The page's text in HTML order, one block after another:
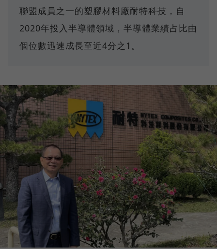
聯盟成員之一的塑膠材料廠耐特科技，自
2020年投入半導體領域，半導體業績占比由
個位數迅速成長至近4分之1。